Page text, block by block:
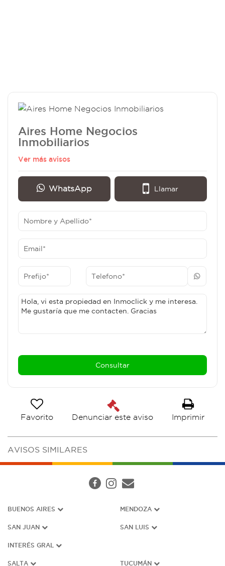
Aires Home Negocios
Inmobiliarios
Ver más avisos
WhatsApp Llamar
Favorito Denunciar este aviso Imprimir
AVISOS SIMILARES
BUENOS AIRES MENDOZA
SAN JUAN SAN LUIS
INTERÉS GRAL
SALTA TUCUMÁN